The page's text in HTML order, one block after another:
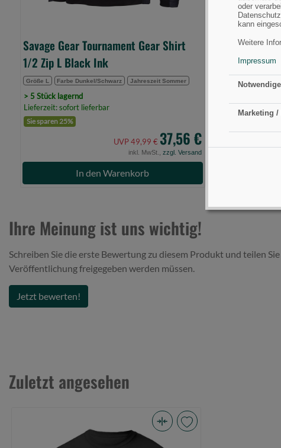
oder
kann
Weitere
Impressum
Marketing
Abnutzungserscheinungen, insbesondere an stark
beeinträchtigen könnte. Reparieren oder ersetzen Sie
Lagerung
Bewahren Sie Ihre Angelbekleidung an einem trockenen,
Schimmelbildung oder unangenehme Gerüche zu
Vermeiden Sie das Aufbewahren von feuchter Bekleidung
um Schäden an Material und Struktur zu verhindern.
Schutz vor Sonne und Wasser
insbesondere bei längeren Aufenthalten in der Sonne.
Tragen Sie wasserabweisende Kleidung oder Regenbekleidung,
Verletzungsrisiken minimieren
Achten Sie auf die richtige Wahl der Bekleidung, um
Angelhaken, Dornen oder andere Gefahrenquellen zu
Durch sorgfältigen Umgang und regelmäßige Pflege der
Respekt vor der Natur
Savage Gear Tournament Gear Shirt
1/2 Zip L Black Ink
Größe L Farbe Dunkel/Schwarz Jahreszeit Sommer
> 5 Stück lagernd
Lieferzeit: sofort lieferbar
Sie sparen 25%
UVP 49,99 € 37,56 €
inkl. MwSt., zzgl. Versand
In den Warenkorb
Ihre Meinung ist uns wichtig!
Schreiben Sie die erste Bewertung zu diesem Produkt und teilen
Veröffentlichung freigegeben werden müssen.
Jetzt bewerten!
Zuletzt angesehen